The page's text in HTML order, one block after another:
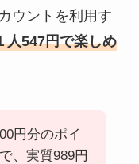
ウントを利用す
人547円で楽しめ
円分のポイ
、実質989円